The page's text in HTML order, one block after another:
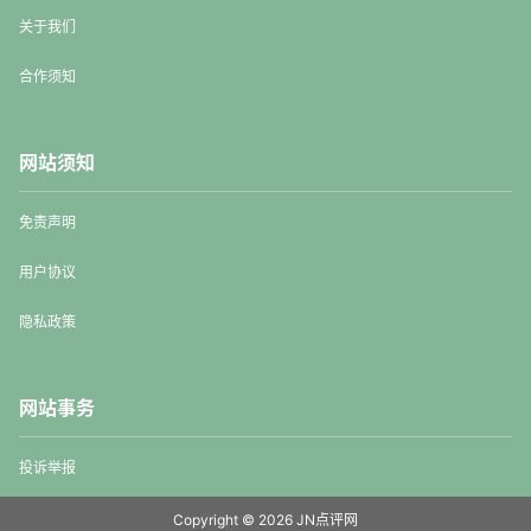
关于我们
合作须知
网站须知
免责声明
用户协议
隐私政策
网站事务
投诉举报
Copyright © 2026 JN点评网